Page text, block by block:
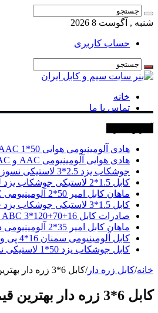
شنبه , آگوست 8 2026
حساب کاربری
خانه
تماس با ما
هادی آلومینیومی هوایی 50*1 AAC + کارخانه تولید کابل آلومینیومی
هادی هوایی آلومینیومی AAC و AAAC و ACSR + کارخانه ماهان کابل امیر
جوشکاب یزد 2.5*3 لاستیکی نسوز نمایندگی لاله زار
کابل 1.5*2 لاستیکی جوشکاب یزد لیست قیمت روز
ماهان کابل امیر 50*2 آلومینیومی PVC نمایندگی اصلی
کابل 1.5*3 لاستیکی جوشکاب یزد فروش عمده
صادرات کابل 16+70+120*3 ABC هوایی بهترین قیمت ایران
ماهان کابل امیر 35*2 آلومینیومی دفتر فروش لاله زار
کابل آلومینیومی سمنان 16*4 پی وی سی نمایندگی فروش
کابل جوشکاب یزد 50*1 لاستیکی نمایندگی اصلی فروش
خانه/کابل زره دار/کابل 6*3 زره دار بهترین قیمت
کابل 6*3 زره دار بهترین قیمت